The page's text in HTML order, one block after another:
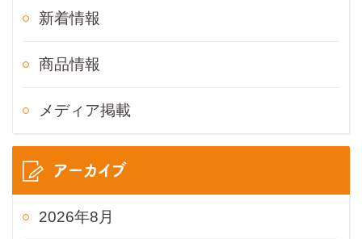
新着情報
商品情報
メディア掲載
アーカイブ
2026年8月